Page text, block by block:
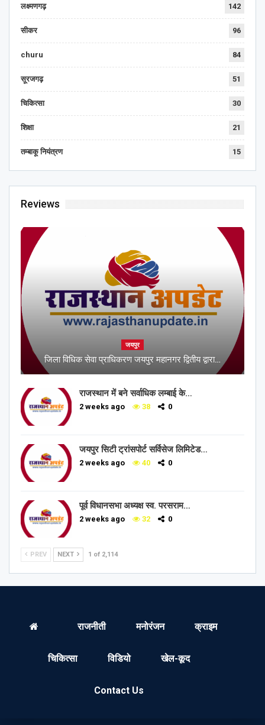
लक्ष्मणगढ़ 142
सीकर 96
churu 84
सूरजगढ़ 51
चिकित्सा 30
शिक्षा 21
तम्बाकू नियंत्रण 15
Reviews
जयपुर
जिला विधिक सेवा प्राधिकरण जयपुर महानगर द्वितीय द्वारा…
राजस्थान में बने सर्वाधिक लम्बाई के…
2 weeks ago 38 0
जयपुर सिटी ट्रांसपोर्ट सर्विसेज लिमिटेड…
2 weeks ago 40 0
पूर्व विधानसभा अध्यक्ष स्व. परसराम…
2 weeks ago 32 0
PREV NEXT 1 of 2,114
राजनीती मनोरंजन क्राइम
चिकित्सा विडियो खेल-कूद
Contact Us